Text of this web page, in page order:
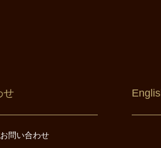
せ
問い合わせ